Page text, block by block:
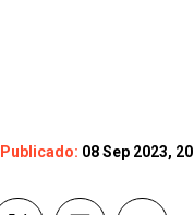
Publicado: 08 Sep 2023,